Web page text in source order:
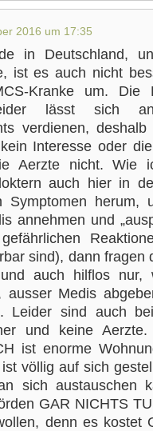
2016 um 17:35
in Deutschland,
ist es auch nicht
Kranke um. Die
lässt sich
verdienen,
Interesse oder
Aerzte nicht. Wie
auch hier in
herum,
annehmen und
sind), dann fragen
auch hilflos nur,
Medis
Leider sind auch
und keine
ist enorme
völlig auf sich
sich austauschen
GAR NICHTS
denn es kostet